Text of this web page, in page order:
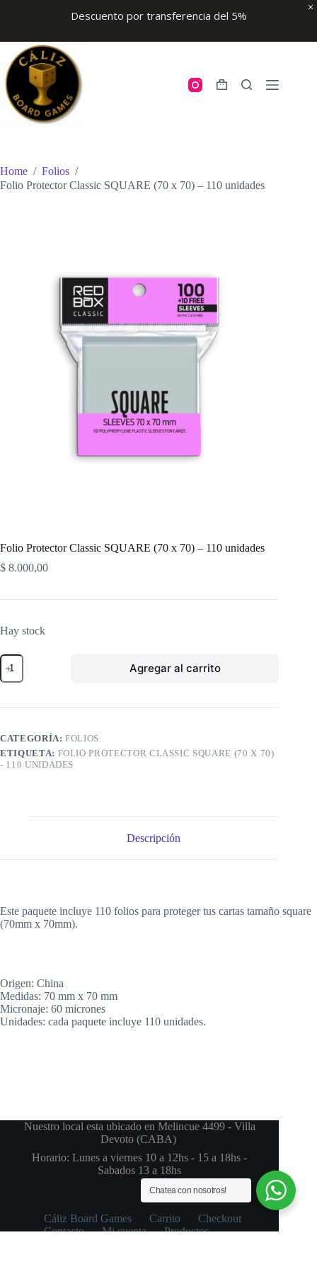
Descuento por transferencia del 5%
content
Shopping
Home / Folios /
Folio Protector Classic SQUARE (70 x 70) – 110 unidades
Folio Protector Classic SQUARE (70 x 70) – 110 unidades
$ 8.000,00
Hay stock
Folio
Protector
Classic
(70
-
110
unidades
Agregar al carrito
CATEGORÍA:FOLIOS
ETIQUETA: FOLIO PROTECTOR CLASSIC SQUARE (70 X 70)
- 110 UNIDADES
Descripción
Este paquete incluye 110 folios para proteger tus cartas tamaño square
(70mm x 70mm).
Origen: China
Medidas: 70 mm x 70 mm
Micronaje: 60 micrones
Unidades: cada paquete incluye 110 unidades.
Nuestro local esta ubicado en Melincue 4499 - Villa
Devoto (CABA)
Horario: Lunes a viernes 10 a 12hs - 15 a 18hs -
Sabados 13 a 18hs
Cáliz Board Games Carrito
Checkout
Contacto
Mi cuenta Productos
Chatea con nosotros!